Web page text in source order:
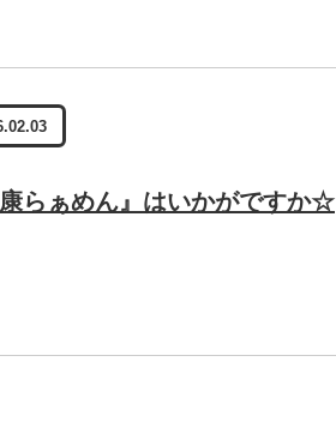
康らぁめん』はいかがですか☆